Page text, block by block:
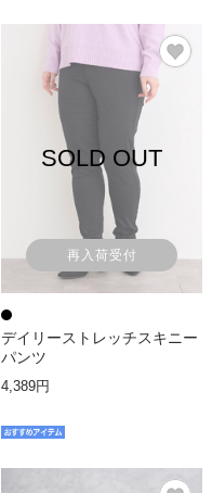
SOLD OUT
再入荷受付
デイリーストレッチスキニー
パンツ
4,389円